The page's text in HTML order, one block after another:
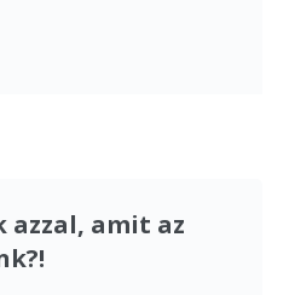
azzal, amit az